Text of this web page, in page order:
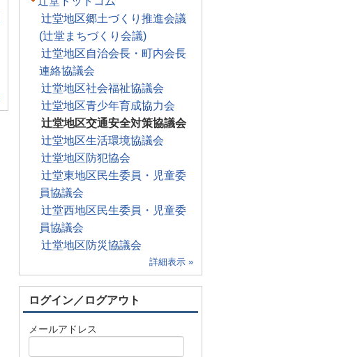
辻堂地区郷土づくり推進会議
(辻堂まちづくり会議)
辻堂地区自治会長・町内会長
連絡協議会
辻堂地区社会福祉協議会
辻堂地区青少年育成協力会
辻堂地区交通安全対策協議会
辻堂地区生活環境協議会
辻堂地区防犯協会
辻堂東地区民生委員・児童委
員協議会
辻堂西地区民生委員・児童委
員協議会
辻堂地区防災協議会
詳細表示 »
ログイン／ログアウト
メールアドレス